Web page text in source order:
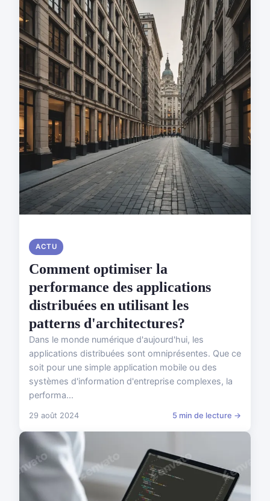
ACTU
Comment optimiser la
performance des applications
distribuées en utilisant les
patterns d'architectures?
Dans le monde numérique d'aujourd'hui, les
applications distribuées sont omniprésentes. Que ce
soit pour une simple application mobile ou des
systèmes d'information d'entreprise complexes, la
performa...
29 août 2024 5 min de lecture →